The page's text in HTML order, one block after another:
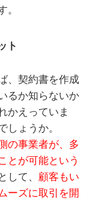
。
ト
、契約書を作成
るか知らないか
かえっていま
しょうか。
の事業者が、多
とが可能という
して、 顧客もい
ーズに取引を開